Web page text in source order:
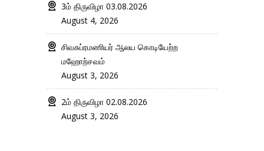
3ம் திருவிழா 03.08.2026
August 4, 2026
சிவசுப்ரமணியர் ஆலய கொடியேற்ற
மஹோற்சவம்
August 3, 2026
2ம் திருவிழா 02.08.2026
August 3, 2026